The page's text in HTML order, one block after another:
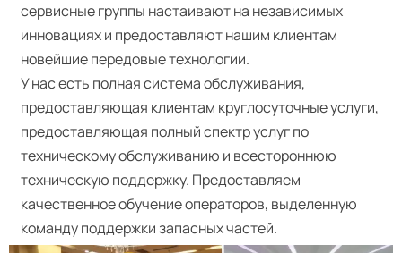
сервисные группы настаивают на независимых
инновациях и предоставляют нашим клиентам
новейшие передовые технологии.
У нас есть полная система обслуживания,
предоставляющая клиентам круглосуточные услуги,
предоставляющая полный спектр услуг по
техническому обслуживанию и всестороннюю
техническую поддержку. Предоставляем
качественное обучение операторов, выделенную
команду поддержки запасных частей.